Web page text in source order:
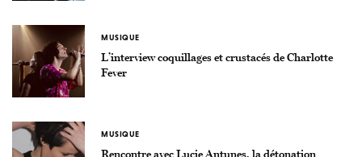
MUSIQUE
L’interview coquillages et crustacés de Charlotte
Fever
MUSIQUE
Rencontre avec Lucie Antunes, la détonation